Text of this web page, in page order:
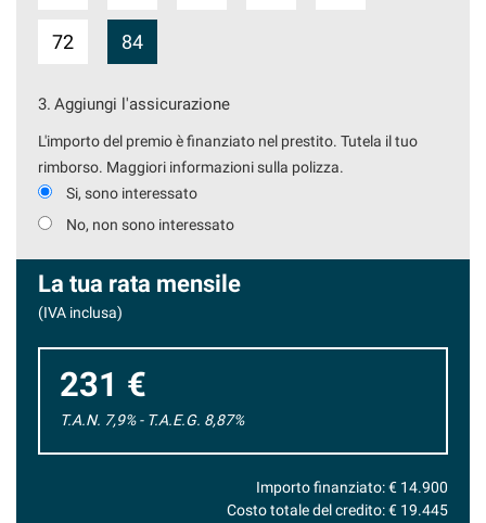
72 84
3. Aggiungi l'assicurazione
L'importo del premio è finanziato nel prestito. Tutela il tuo
rimborso. Maggiori informazioni sulla polizza.
Si, sono interessato
No, non sono interessato
La tua rata mensile
(IVA inclusa)
231 €
T.A.N. 7,9% - T.A.E.G. 8,87%
Importo finanziato: € 14.900
Costo totale del credito: € 19.445